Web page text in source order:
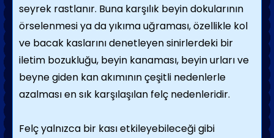
seyrek rastlanır. Buna karşılık beyin dokularının
örselenmesi ya da yıkıma uğraması, özellikle kol
ve bacak kaslarını denetleyen sinirlerdeki bir
iletim bozukluğu, beyin kanaması, beyin urları ve
beyne giden kan akımının çeşitli nedenlerle
azalması en sık karşılaşılan felç nedenleridir.
Felç yalnızca bir kası etkileyebileceği gibi